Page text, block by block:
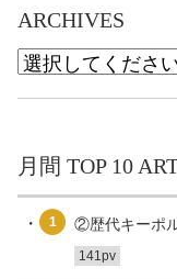
ARCHIVES
月間 TOP 10
1 ②歴代キーポ
141pv